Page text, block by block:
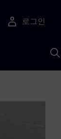
로그인